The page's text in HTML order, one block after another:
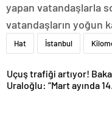
yapan vatandaşlarla
vatandaşların yoğun
Hat İstanbul
Uçuş trafiği artıyor!
Uraloğlu: “Mart ayında